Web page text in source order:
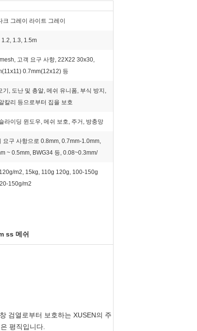
크 그레이 라이트 그레이
1.2, 1.3, 1.5m
고객 요구 사항, 22X22 30x30,
0.7mm(12x12) 등
기, 도난 및 총알, 메쉬 유니폼, 부식 방지,
칼리 등으로부터 집을 보호
라이딩 윈도우, 메쉬 보호, 주거, ​​방충망
요구 사항으로 0.8mm, 0.7mm-1.0mm,
~ 0.5mm, BWG34 등, 0.08~0.3mm/
m2, 15kg, 110g 120g, 100-150g
150g/m2
ss 메쉬
검열로부터 보호하는 XUSEN의 주
평직입니다.